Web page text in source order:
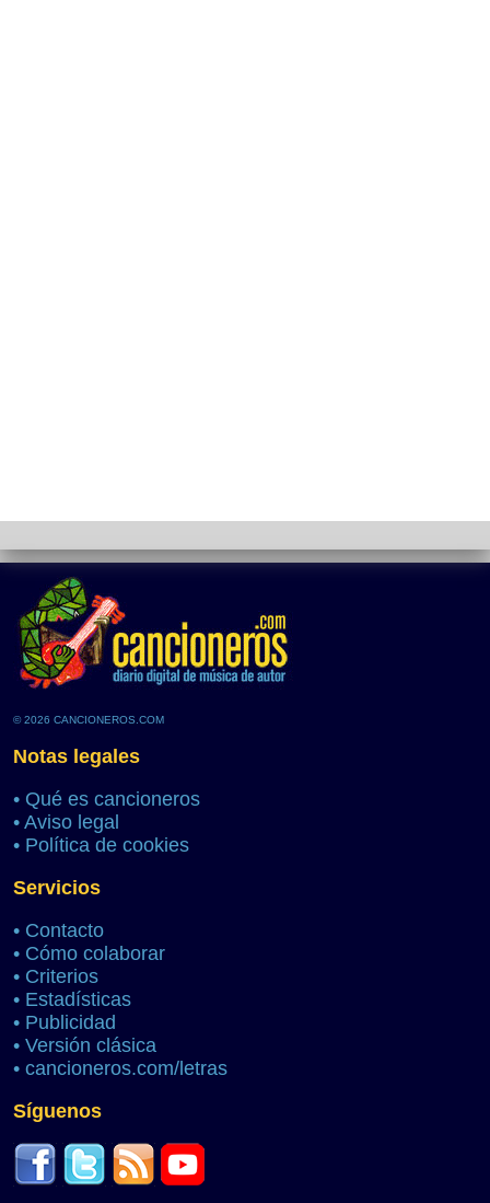
© 2026 CANCIONEROS.COM
Notas legales
• Qué es cancioneros
• Aviso legal
• Política de cookies
Servicios
• Contacto
• Cómo colaborar
• Criterios
• Estadísticas
• Publicidad
• Versión clásica
• cancioneros.com/letras
Síguenos